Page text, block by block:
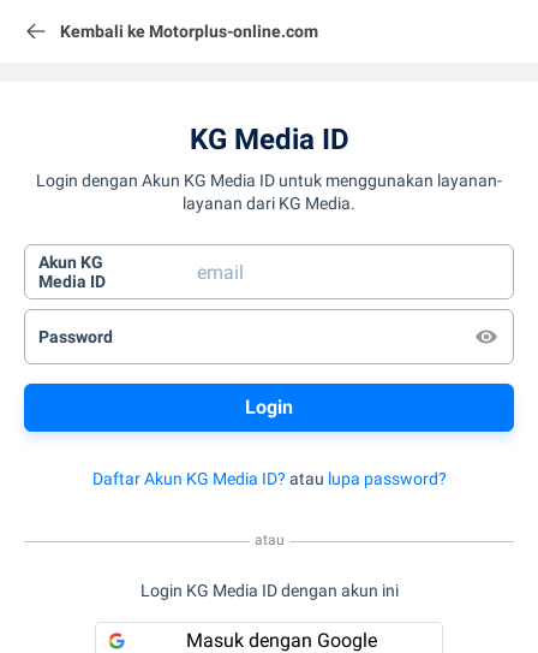
Kembali ke Motorplus-online.com
KG Media ID
Login dengan Akun KG Media ID untuk menggunakan layanan-
layanan dari KG Media.
Akun KG
Media ID
Password
Daftar Akun KG Media ID? atau lupa password?
atau
Login KG Media ID dengan akun ini
Masuk dengan Google